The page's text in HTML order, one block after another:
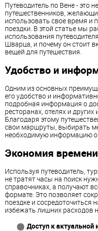
Путеводитель по Вене - это
путешественников,
использовать свое время и
поездки. В этой статье мы
использования
Шварца, и почему он стоит
вещей для путешествия.
Удобство и
Одним из основных
его удобство и
подробная информация о
ресторанах, отелях и
Благодаря этому
свои маршруты, выбирать
необходимую информацию о
Экономия
Используя путеводитель,
не тратят часы на поиск
справочниках, а получают
формате. Это позволяет
поездке и сосредоточиться
избежать лишних расходов
Доступ к